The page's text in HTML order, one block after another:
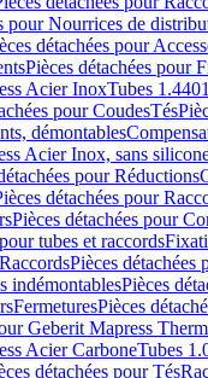
pour Nourrices de
détachées pour
Pièces détachées pour
Acier InoxTubes
pour CoudesTés
démontables
Acier Inox, sans
pour Réductions
détachées pour
Pièces détachées pour
tubes et raccords
RaccordsPièces détachées
indémontablesPièces
FermeturesPièces
Geberit Mapress Therm
Acier CarboneTubes
détachées pour Tés